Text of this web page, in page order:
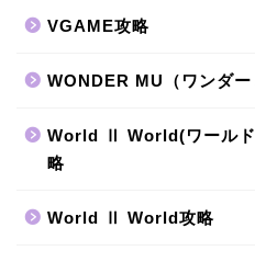
VGAME攻略
WONDER MU（ワンダー
World Ⅱ World(ワールド
略
World Ⅱ World攻略